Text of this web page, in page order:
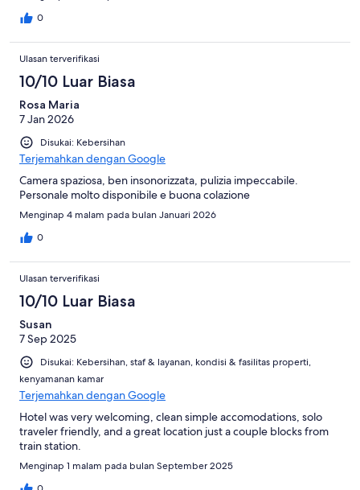
0
Ulasan terverifikasi
10/10 Luar Biasa
Rosa Maria
7 Jan 2026
Disukai: Kebersihan
Terjemahkan dengan Google
Camera spaziosa, ben insonorizzata, pulizia impeccabile.
Personale molto disponibile e buona colazione
Menginap 4 malam pada bulan Januari 2026
0
Ulasan terverifikasi
10/10 Luar Biasa
Susan
7 Sep 2025
Disukai: Kebersihan, staf & layanan, kondisi & fasilitas properti,
kenyamanan kamar
Terjemahkan dengan Google
Hotel was very welcoming, clean simple accomodations, solo
traveler friendly, and a great location just a couple blocks from
train station.
Menginap 1 malam pada bulan September 2025